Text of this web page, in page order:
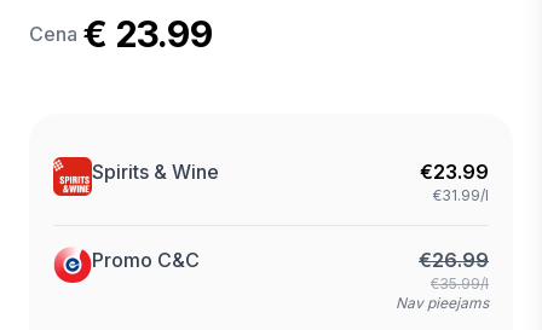
Cena € 23.99
Spirits & Wine €23.99
€31.99/l
Promo C&C €26.99
€35.99/l
Nav pieejams